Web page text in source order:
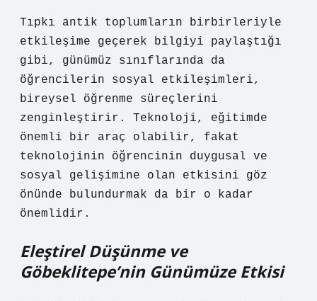
Tıpkı antik toplumların birbirleriyle
etkileşime geçerek bilgiyi paylaştığı
gibi, günümüz sınıflarında da
öğrencilerin sosyal etkileşimleri,
bireysel öğrenme süreçlerini
zenginleştirir. Teknoloji, eğitimde
önemli bir araç olabilir, fakat
teknolojinin öğrencinin duygusal ve
sosyal gelişimine olan etkisini göz
önünde bulundurmak da bir o kadar
önemlidir.
Eleştirel Düşünme ve
Göbeklitepe’nin Günümüze Etkisi